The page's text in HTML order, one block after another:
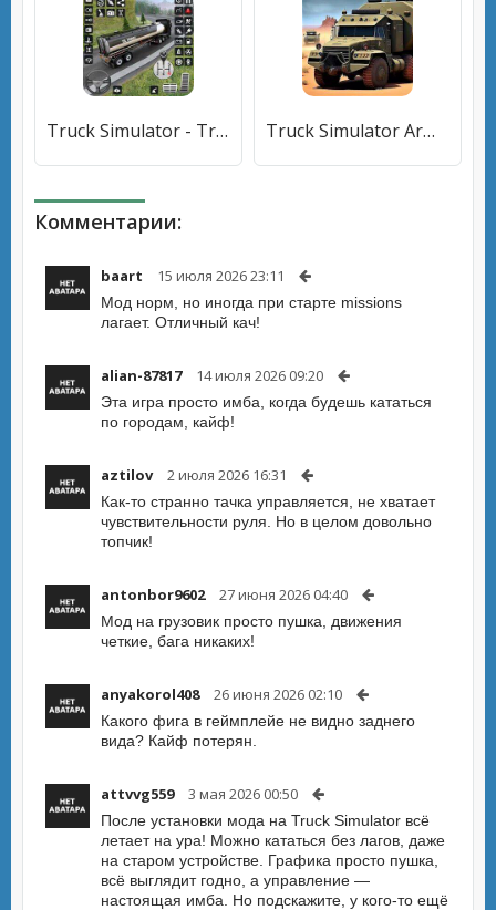
Truck Simulator - Truck Games [Много монет] Truck Simulator Army Games 3D [Много денег]
Комментарии:
baart 15 июля 2026 23:11
Мод норм, но иногда при старте missions
лагает. Отличный кач!
alian-87817 14 июля 2026 09:20
Эта игра просто имба, когда будешь кататься
по городам, кайф!
aztilov 2 июля 2026 16:31
Как-то странно тачка управляется, не хватает
чувствительности руля. Но в целом довольно
топчик!
antonbor9602 27 июня 2026 04:40
Мод на грузовик просто пушка, движения
четкие, бага никаких!
anyakorol408 26 июня 2026 02:10
Какого фига в геймплейе не видно заднего
вида? Кайф потерян.
attvvg559 3 мая 2026 00:50
После установки мода на Truck Simulator всё
летает на ура! Можно кататься без лагов, даже
на старом устройстве. Графика просто пушка,
всё выглядит годно, а управление —
настоящая имба. Но подскажите, у кого-то ещё